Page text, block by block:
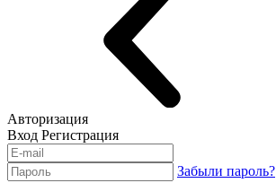
Авторизация
Вход Регистрация
Забыли пароль?